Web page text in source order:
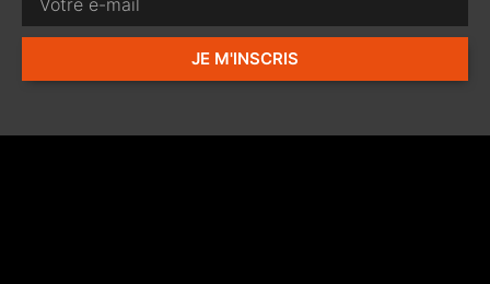
JE M'INSCRIS